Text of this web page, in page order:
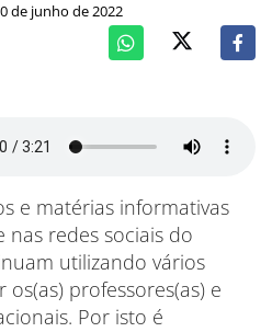
de junho de 2022
e matérias informativas
nas redes sociais do
utilizando vários
professores(as) e
Por isto é